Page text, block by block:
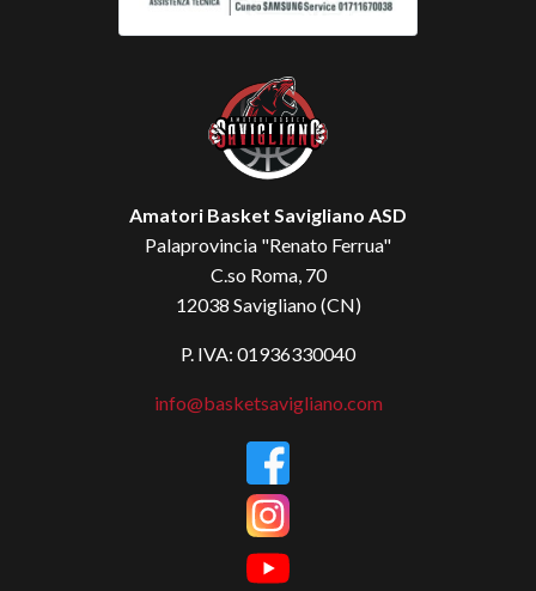
Amatori Basket Savigliano ASD
Palaprovincia "Renato Ferrua"
C.so Roma, 70
12038 Savigliano (CN)
P. IVA: 01936330040
info@basketsavigliano.com